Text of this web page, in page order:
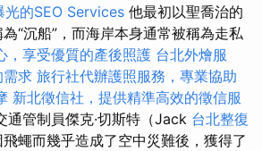
光的SEO Services 他最初以聖喬治的
“沉船”，而海岸本身通常被稱為走私
，享受優質的產後照護 台北外燴服
需求 旅行社代辦護照服務，專業協助
新北徵信社，提供精準高效的徵信服
通管制員傑克·切斯特（Jack 台北整復
蠅而幾乎造成了空中災難後，獲得了